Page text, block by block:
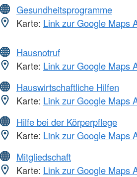
Gesundheitsprogramme
Karte: Link zur Google Maps
Hausnotruf
Karte: Link zur Google Maps
Hauswirtschaftliche Hilfen
Karte: Link zur Google Maps
Hilfe bei der Körperpflege
Karte: Link zur Google Maps
Mitgliedschaft
Karte: Link zur Google Maps